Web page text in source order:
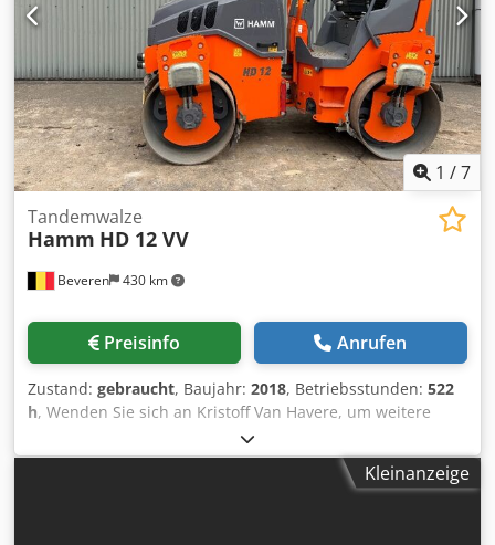
1 /7
Beveren 430 km
Tandemwalze
Hamm HD 12 VV
Preisinfo Anrufen
Zustand: gebraucht, Baujahr: 2018, Betriebsstunden: 522
h, Wenden Sie sich an Kristoff Van Havere, um weitere
Informationen zu erhalten. Chedpfx Aksy Sfc Iokea
Kleinanzeige